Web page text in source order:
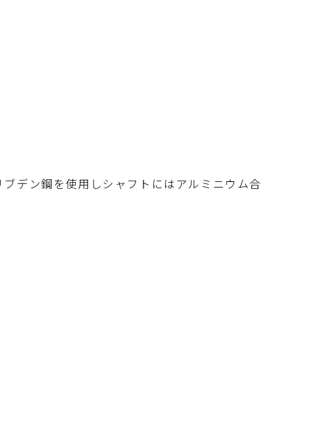
デン鋼を使用しシャフトにはアルミニウム合